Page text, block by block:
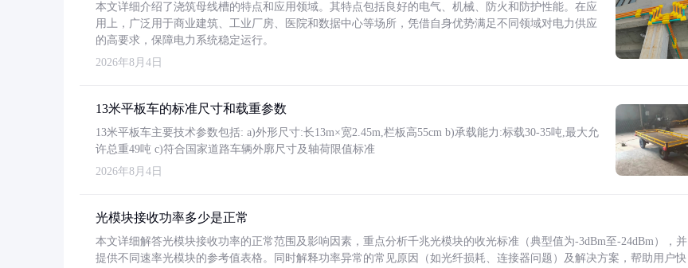
本文详细介绍了浇筑母线槽的特点和应用领域。其特点包括良好的电气、机械、防火和防护性能。在应
用上，广泛用于商业建筑、工业厂房、医院和数据中心等场所，凭借自身优势满足不同领域对电力供应
的高要求，保障电力系统稳定运行。
2026年8月4日
13米平板车的标准尺寸和载重参数
13米平板车主要技术参数包括: a)外形尺寸:长13m×宽2.45m,栏板高55cm b)承载能力:标载30-35吨,最大允
许总重49吨 c)符合国家道路车辆外廓尺寸及轴荷限值标准
2026年8月4日
光模块接收功率多少是正常
本文详细解答光模块接收功率的正常范围及影响因素，重点分析千兆光模块的收光标准（典型值为-3dBm至-24dBm），并
提供不同速率光模块的参考值表格。同时解释功率异常的常见原因（如光纤损耗、连接器问题）及解决方案，帮助用户快